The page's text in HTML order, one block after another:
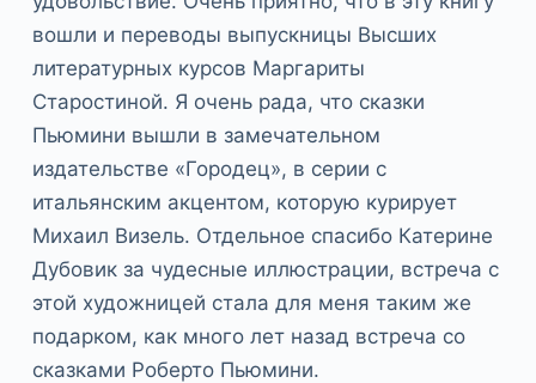
вошли и переводы выпускницы Высших
литературных курсов Маргариты
Старостиной. Я очень рада, что сказки
Пьюмини вышли в замечательном
издательстве «Городец», в серии с
итальянским акцентом, которую курирует
Михаил Визель. Отдельное спасибо Катерине
Дубовик за чудесные иллюстрации, встреча с
этой художницей стала для меня таким же
подарком, как много лет назад встреча со
сказками Роберто Пьюмини.